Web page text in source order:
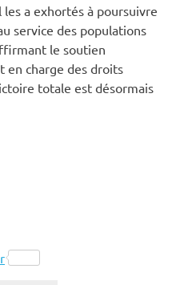
a exhortés à poursuivre
service des populations
le soutien
en charge des droits
totale est désormais